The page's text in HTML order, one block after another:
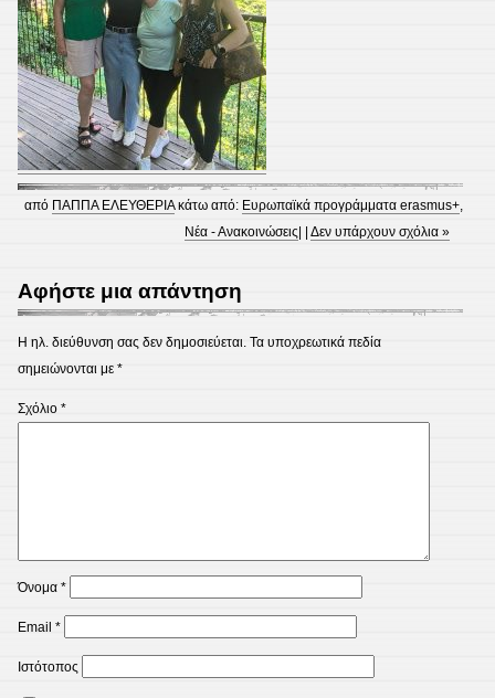
από ΠΑΠΠΑ ΕΛΕΥΘΕΡΙΑκάτω από: Eυρωπαϊκά προγράμματα erasmus+,
Νέα - Ανακοινώσεις | |Δεν υπάρχουν σχόλια »
Αφήστε μια απάντηση
Η ηλ. διεύθυνση σας δεν δημοσιεύεται. Τα υποχρεωτικά πεδία
σημειώνονται με *
Σχόλιο *
Όνομα *
Email *
Ιστότοπος